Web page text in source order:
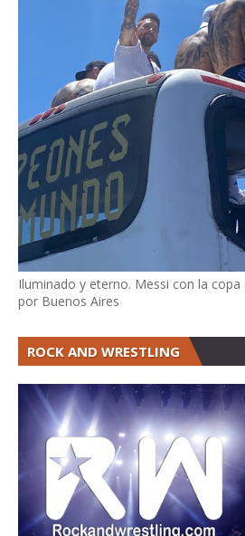
Iluminado y eterno. Messi con la
por Buenos Aires
ROCK AND WRESTLING